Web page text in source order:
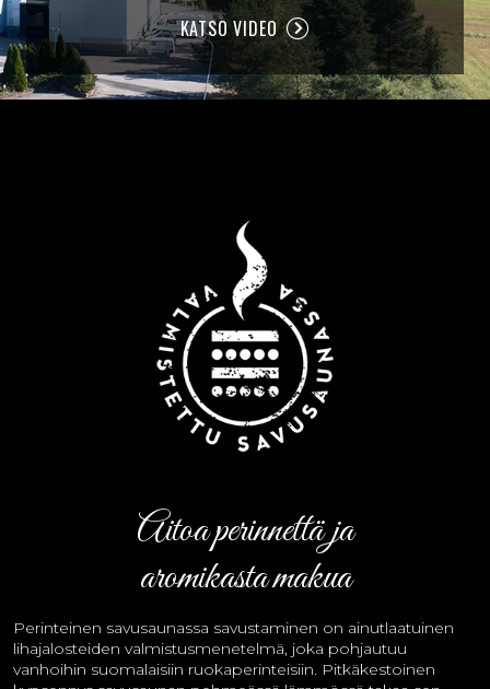
KATSO VIDEO
Aitoa perinnettä ja
aromikasta makua
Perinteinen savusaunassa savustaminen on ainutlaatuinen
lihajalosteiden valmistusmenetelmä, joka pohjautuu
vanhoihin suomalaisiin ruokaperinteisiin. Pitkäkestoinen